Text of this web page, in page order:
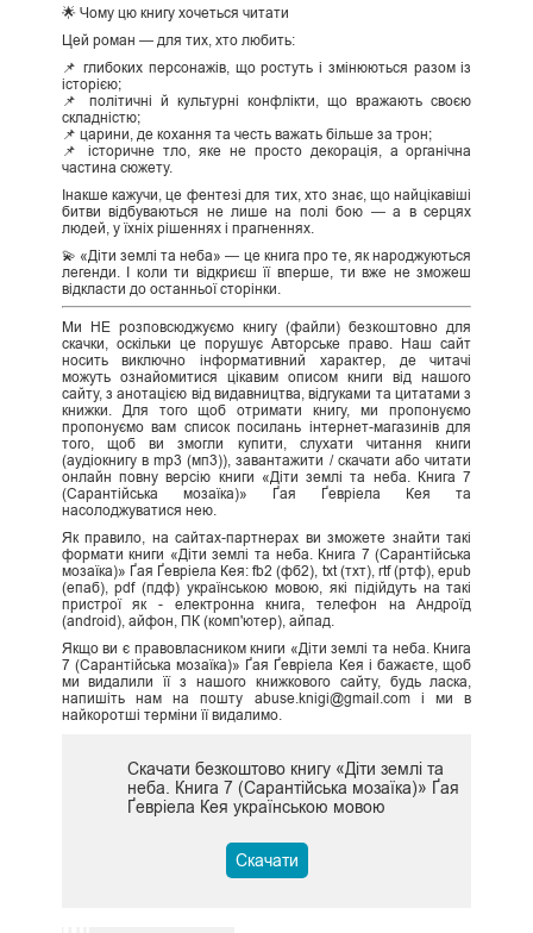
🌟 Чому цю книгу хочеться читати
Цей роман — для тих, хто любить:
📌 глибоких персонажів, що ростуть і змінюються разом із
історією;
📌 політичні й культурні конфлікти, що вражають своєю
складністю;
📌 царини, де кохання та честь важать більше за трон;
📌 історичне тло, яке не просто декорація, а органічна
частина сюжету.
Інакше кажучи, це фентезі для тих, хто знає, що найцікавіші
битви відбуваються не лише на полі бою — а в серцях
людей, у їхніх рішеннях і прагненнях.
💫 «Діти землі та неба» — це книга про те, як народжуються
легенди. І коли ти відкриєш її вперше, ти вже не зможеш
відкласти до останньої сторінки.
Ми НЕ розповсюджуємо книгу (файли) безкоштовно для
скачки, оскільки це порушує Авторське право. Наш сайт
носить виключно інформативний характер, де читачі
можуть ознайомитися цікавим описом книги від нашого
сайту, з анотацією від видавництва, відгуками та цитатами з
книжки. Для того щоб отримати книгу, ми пропонуємо
пропонуємо вам список посилань інтернет-магазинів для
того, щоб ви змогли купити, слухати читання книги
(аудіокнигу в mp3 (мп3)), завантажити / скачати або читати
онлайн повну версію книги «Діти землі та неба. Книга 7
(Сарантійська мозаїка)» Ґая Ґевріела Кея та
насолоджуватися нею.
Як правило, на сайтах-партнерах ви зможете знайти такі
формати книги «Діти землі та неба. Книга 7 (Сарантійська
мозаїка)» Ґая Ґевріела Кея: fb2 (фб2), txt (тхт), rtf (ртф), epub
(епаб), pdf (пдф) українською мовою, які підійдуть на такі
пристрої як - електронна книга, телефон на Андроїд
(android), айфон, ПК (комп'ютер), айпад.
Якщо ви є правовласником книги «Діти землі та неба. Книга
7 (Сарантійська мозаїка)» Ґая Ґевріела Кея і бажаєте, щоб
ми видалили її з нашого книжкового сайту, будь ласка,
напишіть нам на пошту abuse.knigi@gmail.com і ми в
найкоротші терміни її видалимо.
Скачати безкоштово книгу «Діти землі та
неба. Книга 7 (Сарантійська мозаїка)» Ґая
Ґевріела Кея українською мовою
Скачати